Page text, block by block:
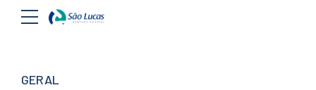
GERAL